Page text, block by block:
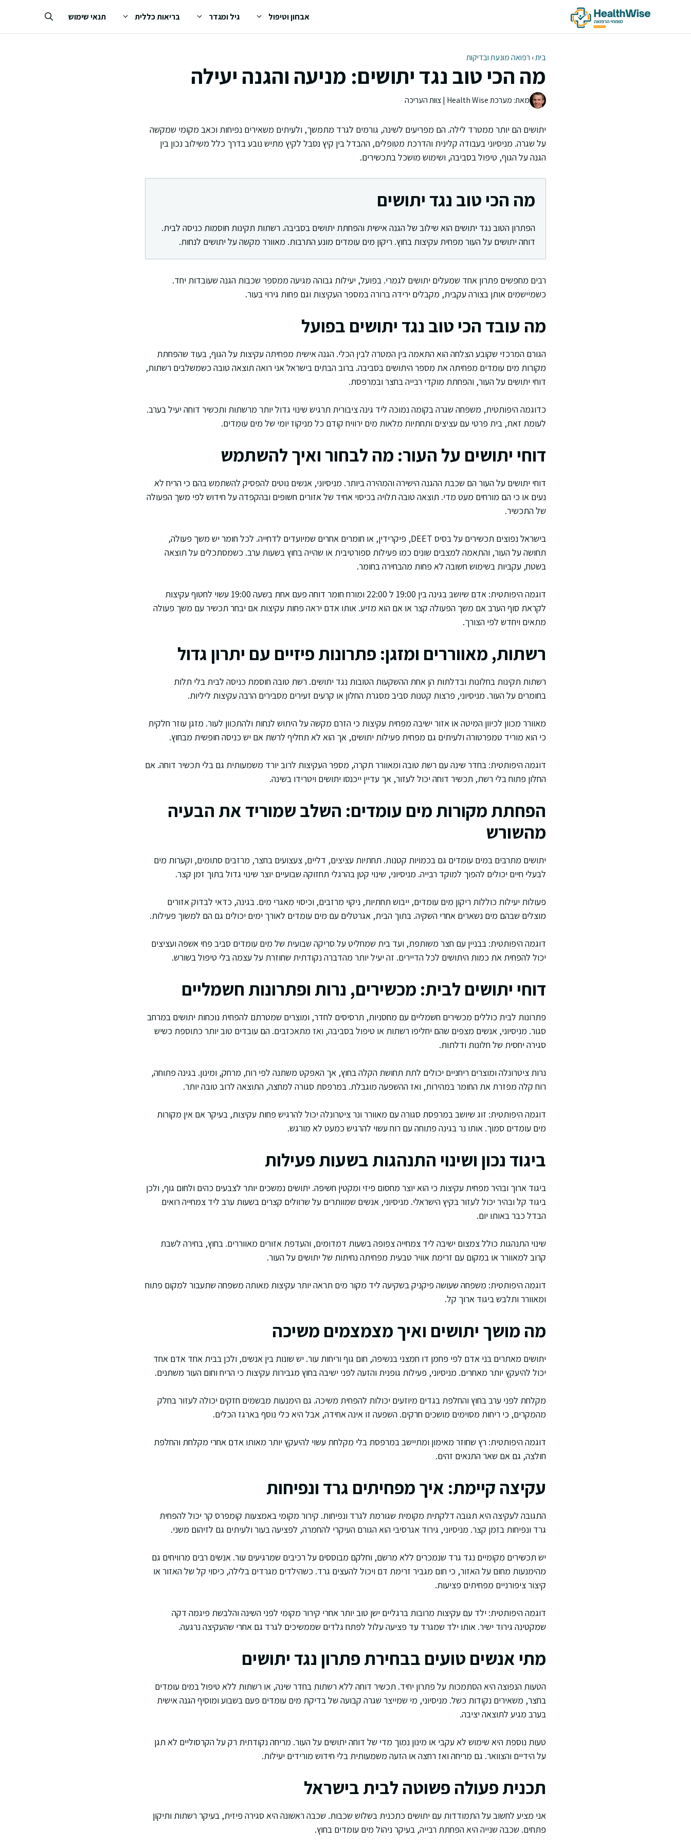
אבחון וטיפול גיל ומגדר בריאות כללית תנאי שימוש
בית› רפואה מונעת ובדיקות
מה הכי טוב נגד יתושים: מניעה והגנה יעילה
מאת: מערכת Health Wise | צוות העריכה
יתושים הם יותר ממטרד לילה. הם מפריעים לשינה, גורמים לגרד מתמשך, ולעיתים משאירים נפיחות וכאב מקומי שמקשה
על שגרה. מניסיוני בעבודה קלינית והדרכת מטופלים, ההבדל בין קיץ נסבל לקיץ מתיש נובע בדרך כלל משילוב נכון בין
הגנה על הגוף, טיפול בסביבה, ושימוש מושכל בתכשירים.
מה הכי טוב נגד יתושים
הפתרון הטוב נגד יתושים הוא שילוב של הגנה אישית והפחתת יתושים בסביבה. רשתות תקינות חוסמות כניסה לבית.
דוחה יתושים על העור מפחית עקיצות בחוץ. ריקון מים עומדים מונע התרבות. מאוורר מקשה על יתושים לנחות.
רבים מחפשים פתרון אחד שמעלים יתושים לגמרי. בפועל, יעילות גבוהה מגיעה ממספר שכבות הגנה שעובדות יחד.
כשמיישמים אותן בצורה עקבית, מקבלים ירידה ברורה במספר העקיצות וגם פחות גירוי בעור.
מה עובד הכי טוב נגד יתושים בפועל
הגורם המרכזי שקובע הצלחה הוא התאמה בין המטרה לבין הכלי. הגנה אישית מפחיתה עקיצות על הגוף, בעוד שהפחתת
מקורות מים עומדים מפחיתה את מספר היתושים בסביבה. ברוב הבתים בישראל אני רואה תוצאה טובה כשמשלבים רשתות,
דוחי יתושים על העור, והפחתת מוקדי רבייה בחצר ובמרפסת.
כדוגמה היפותטית, משפחה שגרה בקומה נמוכה ליד גינה ציבורית תרגיש שינוי גדול יותר מרשתות ותכשיר דוחה יעיל בערב.
לעומת זאת, בית פרטי עם עציצים ותחתיות מלאות מים ירוויח קודם כל מניקוז יומי של מים עומדים.
דוחי יתושים על העור: מה לבחור ואיך להשתמש
דוחי יתושים על העור הם שכבת ההגנה הישירה והמהירה ביותר. מניסיוני, אנשים נוטים להפסיק להשתמש בהם כי הריח לא
נעים או כי הם מורחים מעט מדי. תוצאה טובה תלויה בכיסוי אחיד של אזורים חשופים ובהקפדה על חידוש לפי משך הפעולה
של התכשיר.
בישראל נפוצים תכשירים על בסיס DEET, פיקרידין, או חומרים אחרים שמיועדים לדחייה. לכל חומר יש משך פעולה,
תחושה על העור, והתאמה למצבים שונים כמו פעילות ספורטיבית או שהייה בחוץ בשעות ערב. כשמסתכלים על תוצאה
בשטח, עקביות בשימוש חשובה לא פחות מהבחירה בחומר.
דוגמה היפותטית: אדם שיושב בגינה בין 19:00 ל 22:00 ומורח חומר דוחה פעם אחת בשעה 19:00 עשוי לחטוף עקיצות
לקראת סוף הערב אם משך הפעולה קצר או אם הוא מזיע. אותו אדם יראה פחות עקיצות אם יבחר תכשיר עם משך פעולה
מתאים ויחדש לפי הצורך.
רשתות, מאווררים ומזגן: פתרונות פיזיים עם יתרון גדול
רשתות תקינות בחלונות ובדלתות הן אחת ההשקעות הטובות נגד יתושים. רשת טובה חוסמת כניסה לבית בלי תלות
בחומרים על העור. מניסיוני, פרצות קטנות סביב מסגרת החלון או קרעים זעירים מסבירים הרבה עקיצות ליליות.
מאוורר מכוון לכיוון המיטה או אזור ישיבה מפחית עקיצות כי הזרם מקשה על היתוש לנחות ולהתכוון לעור. מזגן עוזר חלקית
כי הוא מוריד טמפרטורה ולעיתים גם מפחית פעילות יתושים, אך הוא לא תחליף לרשת אם יש כניסה חופשית מבחוץ.
דוגמה היפותטית: בחדר שינה עם רשת טובה ומאוורר תקרה, מספר העקיצות לרוב יורד משמעותית גם בלי תכשיר דוחה. אם
החלון פתוח בלי רשת, תכשיר דוחה יכול לעזור, אך עדיין ייכנסו יתושים ויטרידו בשינה.
הפחתת מקורות מים עומדים: השלב שמוריד את הבעיה
מהשורש
יתושים מתרבים במים עומדים גם בכמויות קטנות. תחתיות עציצים, דליים, צעצועים בחצר, מרזבים סתומים, וקערות מים
לבעלי חיים יכולים להפוך למוקד רבייה. מניסיוני, שינוי קטן בהרגלי תחזוקה שבועיים יוצר שינוי גדול בתוך זמן קצר.
פעולות יעילות כוללות ריקון מים עומדים, ייבוש תחתיות, ניקוי מרזבים, וכיסוי מאגרי מים. בגינה, כדאי לבדוק אזורים
מוצלים שבהם מים נשארים אחרי השקיה. בתוך הבית, אגרטלים עם מים עומדים לאורך ימים יכולים גם הם למשוך פעילות.
דוגמה היפותטית: בבניין עם חצר משותפת, ועד בית שמחליט על סריקה שבועית של מים עומדים סביב פחי אשפה ועציצים
יכול להפחית את כמות היתושים לכל הדיירים. זה יעיל יותר מהדברה נקודתית שחוזרת על עצמה בלי טיפול בשורש.
דוחי יתושים לבית: מכשירים, נרות ופתרונות חשמליים
פתרונות לבית כוללים מכשירים חשמליים עם מחסניות, תרסיסים לחדר, ומוצרים שמטרתם להפחית נוכחות יתושים במרחב
סגור. מניסיוני, אנשים מצפים שהם יחליפו רשתות או טיפול בסביבה, ואז מתאכזבים. הם עובדים טוב יותר כתוספת כשיש
סגירה יחסית של חלונות ודלתות.
נרות ציטרונלה ומוצרים ריחניים יכולים לתת תחושת הקלה בחוץ, אך האפקט משתנה לפי רוח, מרחק, ומינון. בגינה פתוחה,
רוח קלה מפזרת את החומר במהירות, ואז ההשפעה מוגבלת. במרפסת סגורה למחצה, התוצאה לרוב טובה יותר.
דוגמה היפותטית: זוג שיושב במרפסת סגורה עם מאוורר ונר ציטרונלה יכול להרגיש פחות עקיצות, בעיקר אם אין מקורות
מים עומדים סמוך. אותו נר בגינה פתוחה עם רוח עשוי להרגיש כמעט לא מורגש.
ביגוד נכון ושינוי התנהגות בשעות פעילות
ביגוד ארוך ובהיר מפחית עקיצות כי הוא יוצר מחסום פיזי ומקטין חשיפה. יתושים נמשכים יותר לצבעים כהים ולחום גוף, ולכן
ביגוד קל ובהיר יכול לעזור בקיץ הישראלי. מניסיוני, אנשים שמוותרים על שרוולים קצרים בשעות ערב ליד צמחייה רואים
הבדל כבר באותו יום.
שינוי התנהגות כולל צמצום ישיבה ליד צמחייה צפופה בשעות דמדומים, והעדפת אזורים מאווררים. בחוץ, בחירה לשבת
קרוב למאוורר או במקום עם זרימת אוויר טבעית מפחיתה נחיתות של יתושים על העור.
דוגמה היפותטית: משפחה שעושה פיקניק בשקיעה ליד מקור מים תראה יותר עקיצות מאותה משפחה שתעבור למקום פתוח
ומאוורר ותלבש ביגוד ארוך קל.
מה מושך יתושים ואיך מצמצמים משיכה
יתושים מאתרים בני אדם לפי פחמן דו חמצני בנשיפה, חום גוף וריחות עור. יש שונות בין אנשים, ולכן בבית אחד אדם אחד
יכול להיעקץ יותר מאחרים. מניסיוני, פעילות גופנית והזעה לפני ישיבה בחוץ מגבירות עקיצות כי הריח וחום העור משתנים.
מקלחת לפני ערב בחוץ והחלפת בגדים מיוזעים יכולות להפחית משיכה. גם הימנעות מבשמים חזקים יכולה לעזור בחלק
מהמקרים, כי ריחות מסוימים מושכים חרקים. השפעה זו אינה אחידה, אבל היא כלי נוסף בארגז הכלים.
דוגמה היפותטית: רץ שחוזר מאימון ומתיישב במרפסת בלי מקלחת עשוי להיעקץ יותר מאותו אדם אחרי מקלחת והחלפת
חולצה, גם אם שאר התנאים זהים.
עקיצה קיימת: איך מפחיתים גרד ונפיחות
התגובה לעקיצה היא תגובה דלקתית מקומית שגורמת לגרד ונפיחות. קירור מקומי באמצעות קומפרס קר יכול להפחית
גרד ונפיחות בזמן קצר. מניסיוני, גירוד אגרסיבי הוא הגורם העיקרי להחמרה, לפציעה בעור ולעיתים גם לזיהום משני.
יש תכשירים מקומיים נגד גרד שנמכרים ללא מרשם, וחלקם מבוססים על רכיבים שמרגיעים עור. אנשים רבים מרוויחים גם
מהימנעות מחום על האזור, כי חום מגביר זרימת דם ויכול להעצים גרד. כשהילדים מגרדים בלילה, כיסוי קל של האזור או
קיצור ציפורניים מפחיתים פציעות.
דוגמה היפותטית: ילד עם עקיצות מרובות ברגליים ישן טוב יותר אחרי קירור מקומי לפני השינה והלבשת פיגמה דקה
שמקטינה גירוד ישיר. אותו ילד שמגרד עד פציעה עלול לפתח גלדים שממשיכים לגרד גם אחרי שהעקיצה נרגעה.
מתי אנשים טועים בבחירת פתרון נגד יתושים
הטעות הנפוצה היא הסתמכות על פתרון יחיד. תכשיר דוחה ללא רשתות בחדר שינה, או רשתות ללא טיפול במים עומדים
בחצר, משאירים נקודות כשל. מניסיוני, מי שמייצר שגרה קבועה של בדיקת מים עומדים פעם בשבוע ומוסיף הגנה אישית
בערב מגיע לתוצאה יציבה.
טעות נוספת היא שימוש לא עקבי או מינון נמוך מדי של דוחה יתושים על העור. מריחה נקודתית רק על הקרסוליים לא תגן
על הידיים והצוואר. גם מריחה ואז רחצה או הזעה משמעותית בלי חידוש מורידים יעילות.
תכנית פעולה פשוטה לבית בישראל
אני מציע לחשוב על התמודדות עם יתושים כתכנית בשלוש שכבות. שכבה ראשונה היא סגירה פיזית, בעיקר רשתות ותיקון
פתחים. שכבה שנייה היא הפחתת רבייה, בעיקר ניהול מים עומדים בחוץ.